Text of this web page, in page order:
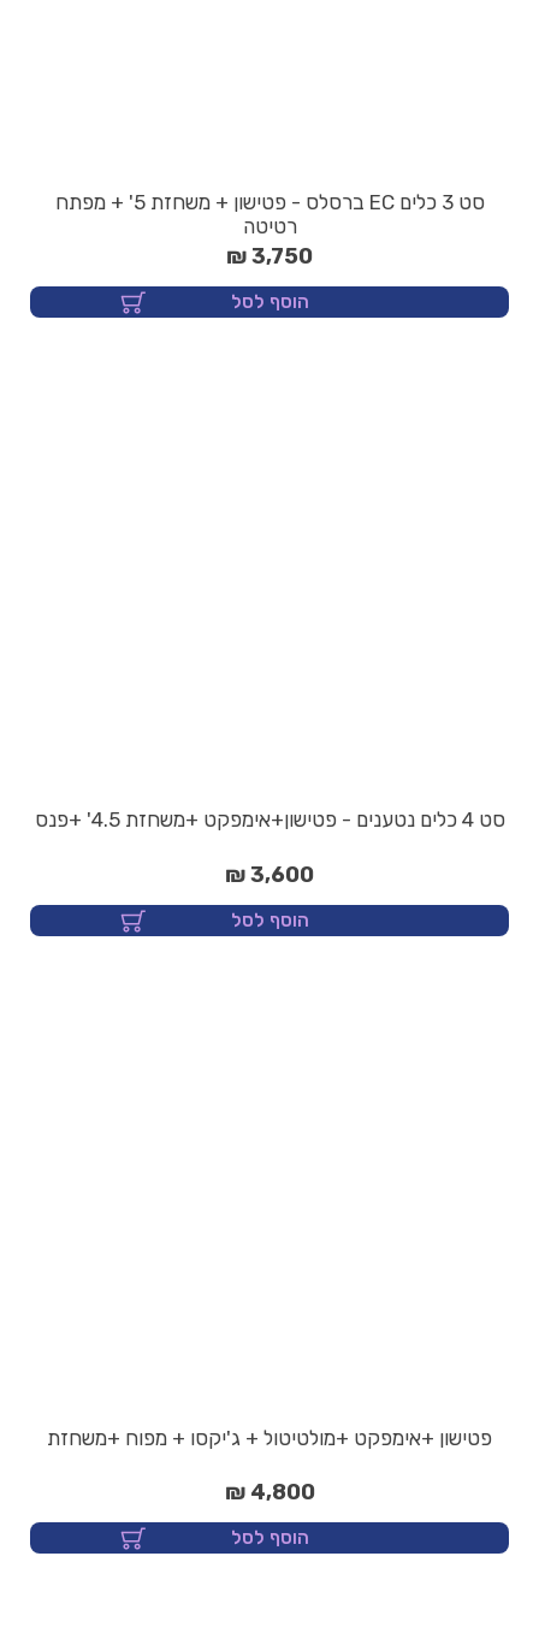
סט 3 כלים EC ברסלס - פטישון + משחזת 5' + מפתח
רטיטה
3,750 ₪
הוסף לסל
סט 4 כלים נטענים - פטישון+אימפקט +משחזת 4.5' +פנס
3,600 ₪
הוסף לסל
פטישון +אימפקט +מולטיטול + ג'יקסו + מפוח +משחזת
4,800 ₪
הוסף לסל